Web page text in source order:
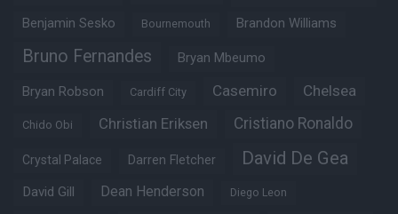
Benjamin Sesko Bournemouth Brandon Williams
Bruno Fernandes Bryan Mbeumo
Bryan Robson Cardiff City Casemiro Chelsea
Chido Obi Christian Eriksen Cristiano Ronaldo
Crystal Palace Darren Fletcher David De Gea
David Gill Dean Henderson Diego Leon